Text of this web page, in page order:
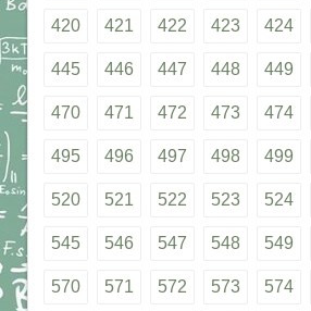
420 421 422 423 424
445 446 447 448 449
470 471 472 473 474
495 496 497 498 499
520 521 522 523 524
545 546 547 548 549
570 571 572 573 574